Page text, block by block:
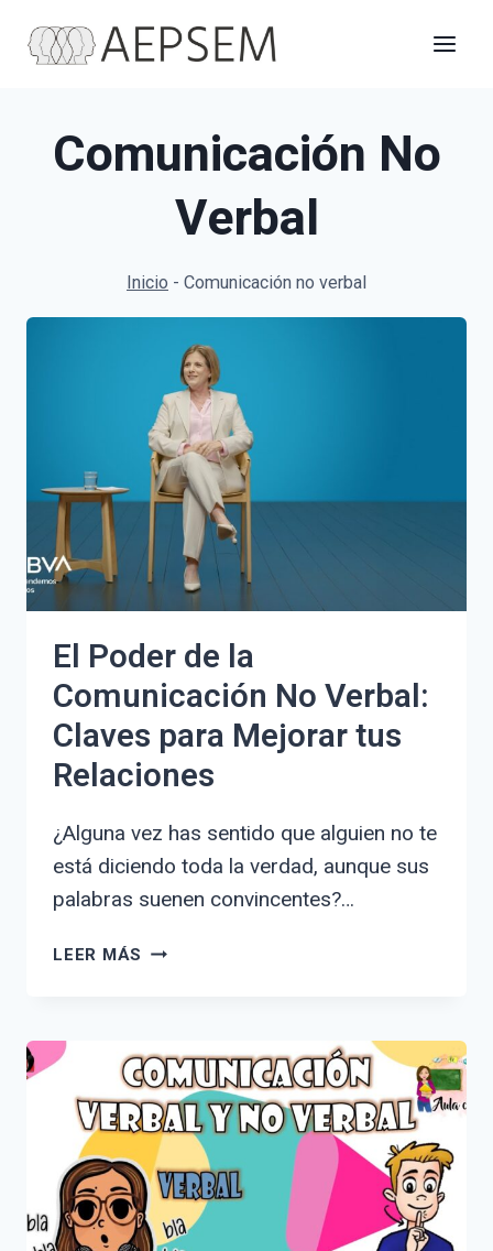
Comunicación No
Verbal
Inicio - Comunicación no verbal
El Poder de la
Comunicación No Verbal:
Claves para Mejorar tus
Relaciones
¿Alguna vez has sentido que alguien no te
está diciendo toda la verdad, aunque sus
palabras suenen convincentes?…
LEER MÁS EL
COMUNICACIÓN
NO
VERBAL:
CLAVES
PARA
MEJORAR
TUS
RELACIONES